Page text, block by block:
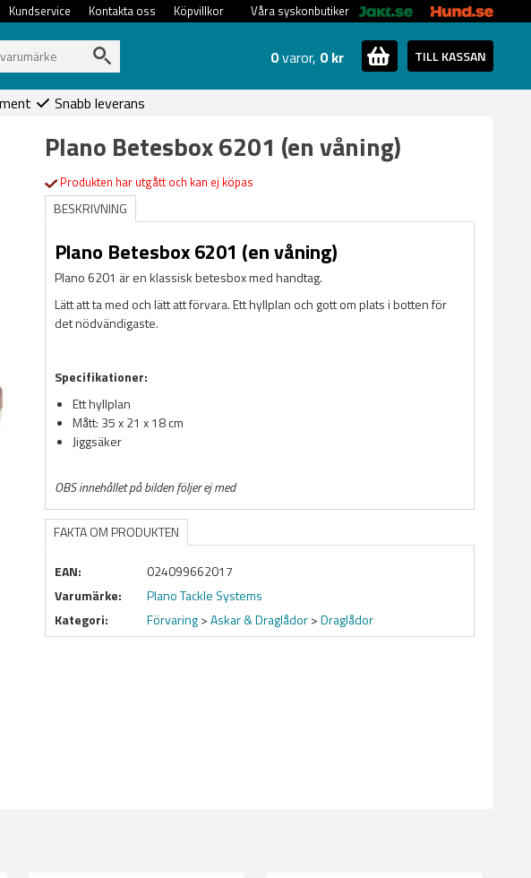
Våra syskonbutiker
Köpvillkor
Kontakta oss
Kundservice
0varor, 0 kr TILL KASSAN
Snabb leverans
Plano Betesbox 6201 (en våning)
Produkten har utgått och kan ej köpas
BESKRIVNING
Plano Betesbox 6201 (en våning)
Plano 6201 är en klassisk betesbox med handtag.
Lätt att ta med och lätt att förvara. Ett hyllplan och gott om plats i botten för
det nödvändigaste.
Specifikationer:
Ett hyllplan
Mått: 35 x 21 x 18 cm
Jiggsäker
OBS innehållet på bilden följer ej med
FAKTA OM PRODUKTEN
EAN:
024099662017
Varumärke:
Plano Tackle Systems
Kategori:
Förvaring>Askar & Draglådor>Draglådor